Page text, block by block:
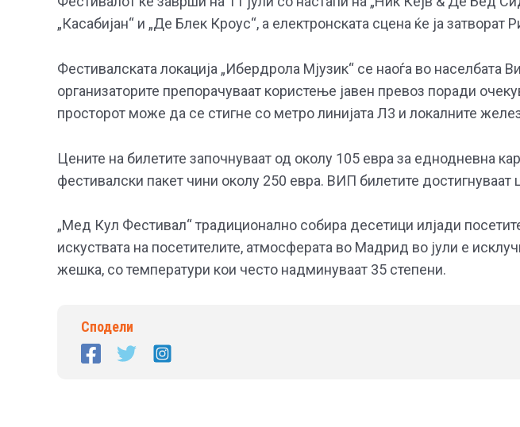
„Касабијан“ и „Де Блек Кроус“, а електронската сцена ќе ја
Фестивалската локација „Ибердрола Мјузик“ се наоѓа во населбата
организаторите препорачуваат користење јавен превоз поради
просторот може да се стигне со метро линијата Л3 и локалните
Цените на билетите започнуваат од околу 105 евра за еднодневна
фестивалски пакет чини околу 250 евра. ВИП билетите достигнуваат
„Мед Кул Фестивал“ традиционално собира десетици илјади
искуствата на посетителите, атмосферата во Мадрид во јули е
жешка, со температури кои често надминуваат 35 степени.
Сподели